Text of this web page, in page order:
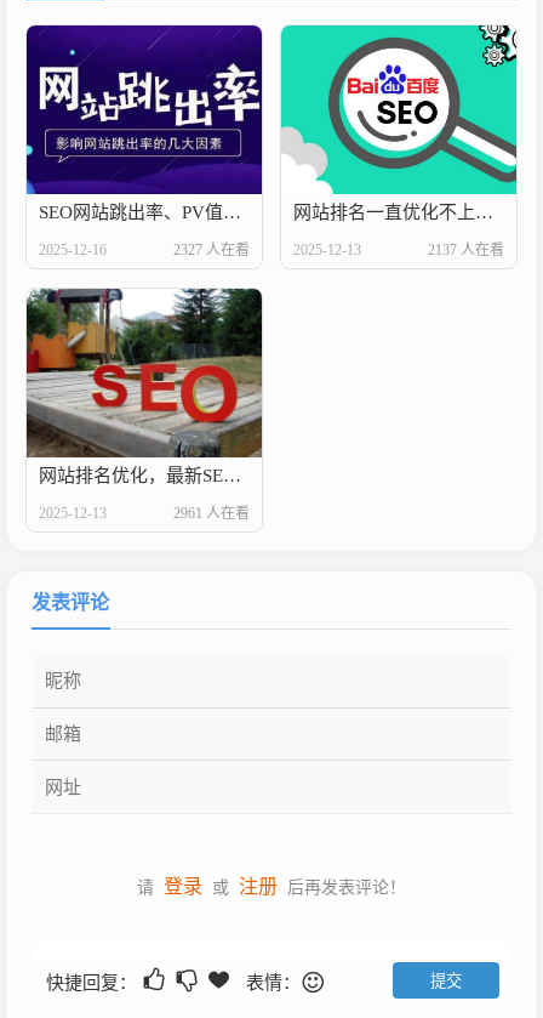
SEO网站跳出率、PV值达到多少才算及格
2025-12-16 2327 人在看
网站排名一直优化不上去，原来是这几个原因
2025-12-13 2137 人在看
网站排名优化，最新SEO技巧攻略！
2025-12-13 2961 人在看
发表评论
请 登录 或 注册 后再发表评论！
快捷回复： 表情：